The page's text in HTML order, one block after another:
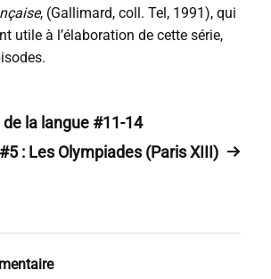
, (Gallimard, coll. Tel, 1991), qui
utile à l’élaboration de cette série,
la langue #11-14
: Les Olympiades (Paris XIII)